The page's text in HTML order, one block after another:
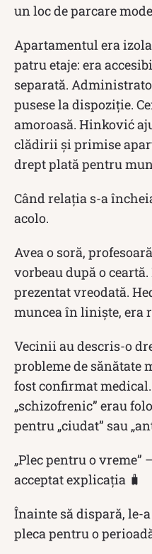
un loc de parcare
Apartamentul era
patru etaje: era
separată.
pusese la dispoziție.
amoroasă. Hinković
clădirii și primise
drept plată pentru
Când relația s-a
acolo.
Avea o soră,
vorbeau după o
prezentat vreodată.
muncea în liniște, era
Vecinii au descris-o
probleme de sănătate
fost confirmat medical.
„schizofrenic” erau
pentru „ciudat” sau
„Plec pentru o vreme”
acceptat explicația 🧳
Înainte să dispară, le-
pleca pentru o